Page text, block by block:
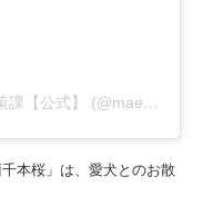
A post shared by 前橋市役所観光政策課【公式】 (@maebashi_trip)
本桜」は、愛犬とのお散